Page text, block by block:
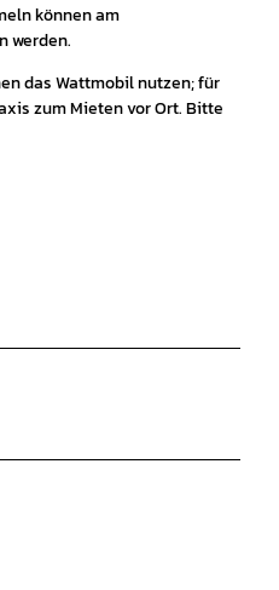
können am
werden.
das Wattmobil nutzen; für
zum Mieten vor Ort. Bitte